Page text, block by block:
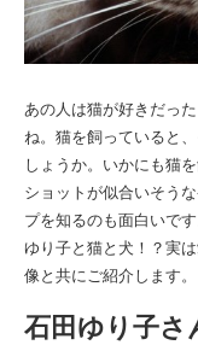
あの人は猫が好きだっ
ね。猫を飼っていると
しょうか。いかにも猫
ショットが似合いそう
プを知るのも面白いで
ゆり子と猫と犬！？実
像と共にご紹介します。
石田ゆり子